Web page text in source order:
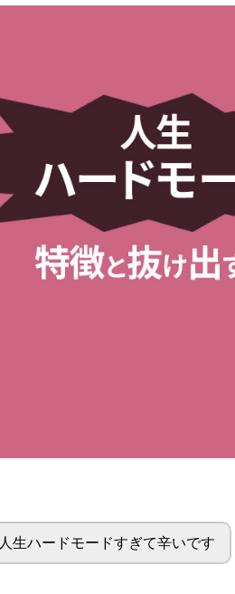
人生ハードモードすぎて辛いです